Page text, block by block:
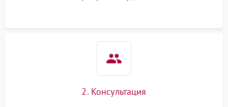
2. Консультация